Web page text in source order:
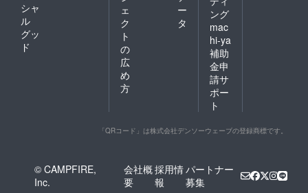
シャ
ル
グッ
ド
ェ
ク
ト
の
広
め
方
ー
タ
ング
mac
hi-ya
補助
金申
請サ
ポー
ト
「QRコード」は株式会社デンソーウェーブの登録商標です。
© CAMPFIRE,
Inc.
会社概
要
採用情
報
パートナー
募集